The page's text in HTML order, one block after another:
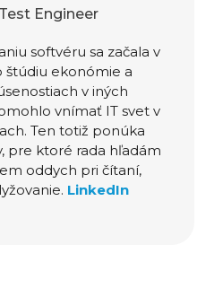
Engineer
softvéru sa začala v
štúdiu ekonómie a
v iných
vnímať IT svet v
Ten totiž ponúka
pre ktoré rada hľadám
oddych pri čítaní,
LinkedIn